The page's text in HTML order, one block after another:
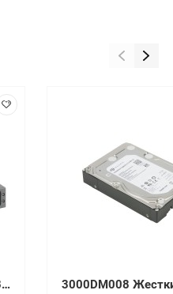
ЖЕСТКИЙ ДИСК 286716-B22-ref ВОССТАНОВЛЕННЫЙ 286716-B22 HP 146-GB U320 SCSI 10K